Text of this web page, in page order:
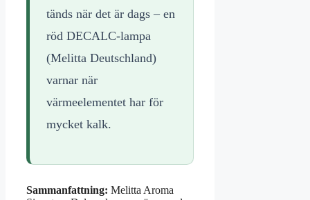
tänds när det är dags – en
röd DECALC-lampa
(Melitta Deutschland)
varnar när
värmeelementet har för
mycket kalk.
Sammanfattning: Melitta Aroma